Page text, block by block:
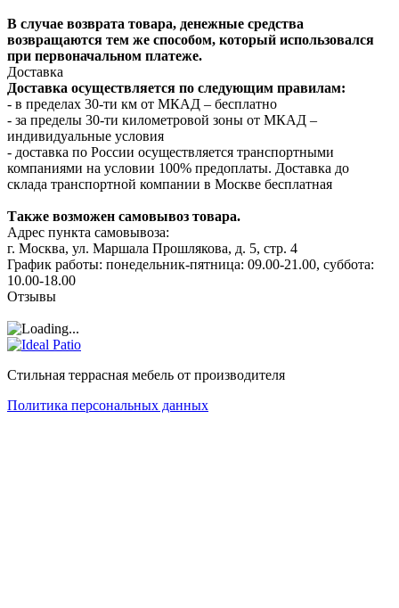
В случае возврата товара, денежные средства
возвращаются тем же способом, который использовался
при первоначальном платеже.
Доставка
Доставка осуществляется по следующим правилам:
- в пределах 30-ти км от МКАД – бесплатно
- за пределы 30-ти километровой зоны от МКАД –
индивидуальные условия
- доставка по России осуществляется транспортными
компаниями на условии 100% предоплаты. Доставка до
склада транспортной компании в Москве бесплатная
Также возможен самовывоз товара.
Адрес пункта самовывоза:
г. Москва, ул. Маршала Прошлякова, д. 5, стр. 4
График работы: понедельник-пятница: 09.00-21.00, суббота:
10.00-18.00
Отзывы
Стильная террасная мебель от производителя
Политика персональных данных